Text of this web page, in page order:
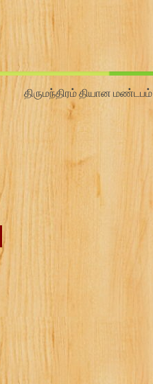
திருமந்திரம் தியான மண்டபம்